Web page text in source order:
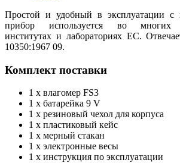
Простой и удобный в эксплуатации с
прибор используется во многих
институтах и лабораториях ЕС.
10350:1967 09.
Комплект поставки
1 х влагомер FS3
1 х батарейка 9 V
1 х резиновый чехол для корпуса
1 х пластиковый кейс
1 х мерный стакан
1 х электронные весы
1 х инструкция по эксплуатации